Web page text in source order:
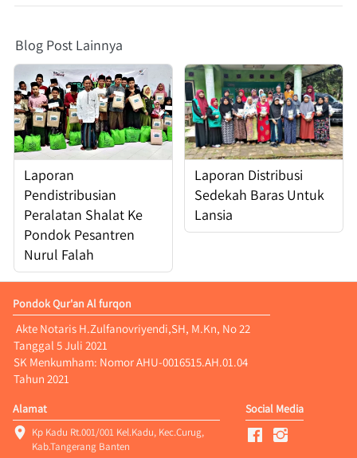
Blog Post Lainnya
Laporan
Pendistribusian
Peralatan Shalat Ke
Pondok Pesantren
Nurul Falah
Laporan Distribusi
Sedekah Baras Untuk
Lansia
Pondok Qur'an Al furqon
Tanggal 5 Juli 2021
SK Menkumham: Nomor AHU-0016515.AH.01.04
Tahun 2021
Alamat
Kp Kadu Rt.001/001 Kel.Kadu, Kec.Curug,
Kab.Tangerang Banten
Social Media